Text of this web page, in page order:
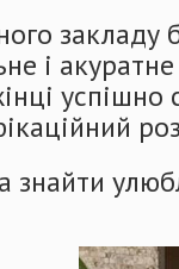
закладу
і
успішно
знайти